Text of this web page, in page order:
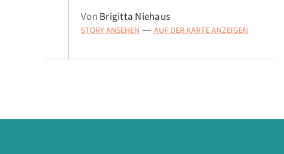
Von Brigitta Niehaus
STORY ANSEHEN — AUF DER KARTE ANZEIGEN